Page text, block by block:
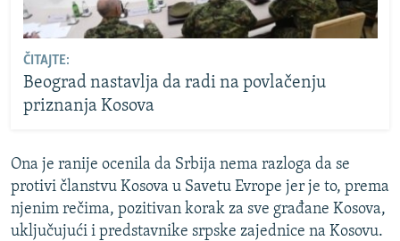
ČITAJTE:
Beograd nastavlja da radi na povlačenju
priznanja Kosova
Ona je ranije ocenila da Srbija nema razloga da se
protivi članstvu Kosova u Savetu Evrope jer je to, prema
njenim rečima, pozitivan korak za sve građane Kosova,
uključujući i predstavnike srpske zajednice na Kosovu.